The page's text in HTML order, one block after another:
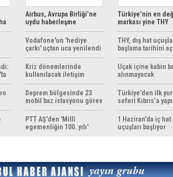
Airbus, Avrupa Birliği’ne
uydu haberleşme
çözümleri sunuyor
Vodafone'un 'hediye
çarkı' uçtan uca yenilendi
Kriz dönemlerinde
kullanılacak iletişim
yöntemleri rehberi
hazırlandı
Deprem bölgesinde 23
mobil baz istasyonu görev
yapıyor
PTT AŞ'den 'Millî
egemenliğin 100. yılı'
Türkiye’nin en
markası yine THY
THY, dış hat
başlama tarihini
Uçak içine kabin
alınmayacak
Türkiye’den ilk yurt
seferi Kıbrıs’a
1 Haziran'da iç hat
uçuşları başlıyor